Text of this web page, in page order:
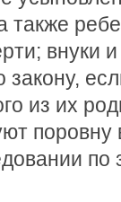
также
внуки
из их
поровну